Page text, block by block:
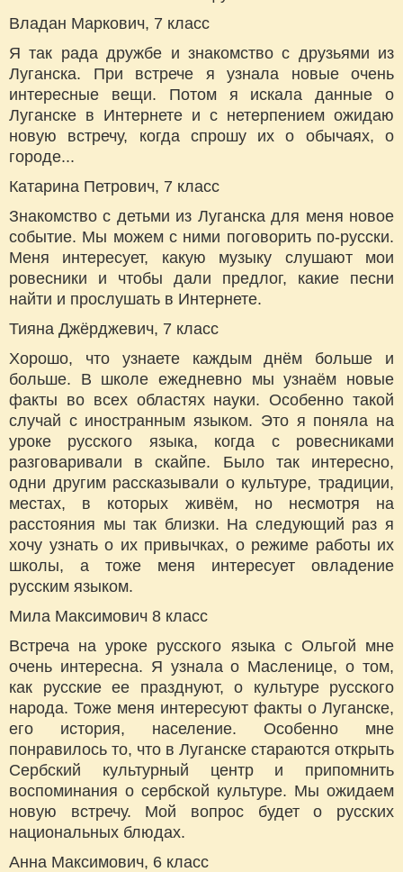
Владан Маркович, 7 класс
Я так рада дружбе и знакомство с друзьями из
Луганска. При встрече я узнала новые очень
интересные вещи. Потом я искала данные о
Луганске в Интернете и с нетерпением ожидаю
новую встречу, когда спрошу их о обычаях, о
городе...
Катарина Петрович, 7 класс
Знакомство с детьми из Луганска для меня новое
событие. Мы можем с ними поговорить по-русски.
Меня интересует, какую музыку слушают мои
ровесники и чтобы дали предлог, какие песни
найти и прослушать в Интернете.
Тияна Джёрджевич, 7 класс
Хорошо, что узнаете каждым днём больше и
больше. В школе ежедневно мы узнаём новые
факты во всех областях науки. Особенно такой
случай с иностранным языком. Это я поняла на
уроке русского языка, когда с ровесниками
разговаривали в скайпе. Было так интересно,
одни другим рассказывали о культуре, традиции,
местах, в которых живём, но несмотря на
расстояния мы так близки. На следующий раз я
хочу узнать о их привычках, о режиме работы их
школы, а тоже меня интересует овладение
русским языком.
Мила Максимович 8 класс
Встреча на уроке русского языка с Ольгой мне
очень интересна. Я узнала о Масленице, о том,
как русские ее празднуют, о культуре русского
народа. Тоже меня интересуют факты о Луганске,
его история, население. Особенно мне
понравилось то, что в Луганске стараются открыть
Сербский культурный центр и припомнить
воспоминания о сербской культуре. Мы ожидаем
новую встречу. Мой вопрос будет о русских
национальных блюдах.
Анна Максимович, 6 класс